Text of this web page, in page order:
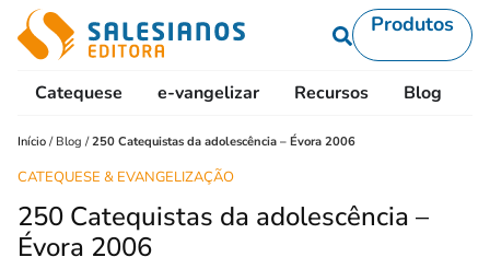
Produtos
Catequese e-vangelizar Recursos Blog
Início / Blog /250 Catequistas da adolescência – Évora 2006
CATEQUESE & EVANGELIZAÇÃO
250 Catequistas da adolescência –
Évora 2006